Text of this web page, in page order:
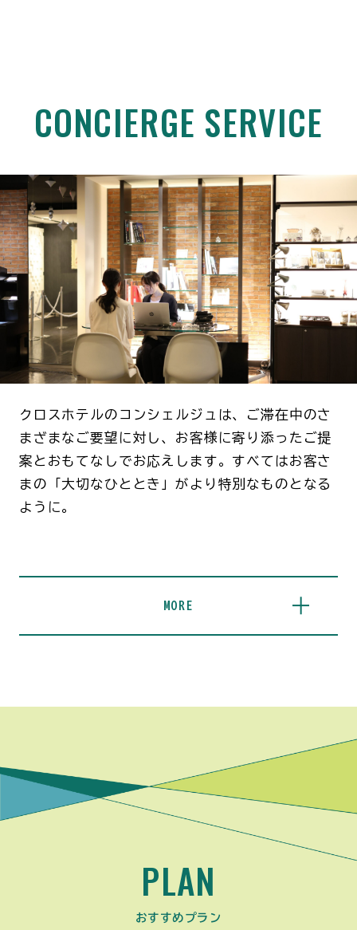
CONCIERGE SERVICE
クロスホテルのコンシェルジュは、ご滞在中のさ
まざまなご要望に対し、お客様に寄り添ったご提
案とおもてなしでお応えします。すべてはお客さ
まの「大切なひととき」がより特別なものとなる
ように。
MORE
PLAN
おすすめプラン